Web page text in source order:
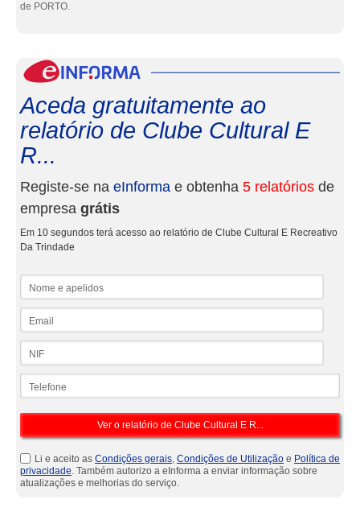
de PORTO.
Aceda gratuitamente ao
relatório de Clube Cultural E
R...
Registe-se na eInforma e obtenha 5 relatórios de
empresa grátis
Em 10 segundos terá acesso ao relatório de Clube Cultural E Recreativo
Da Trindade
Li e aceito as Condições gerais, Condições de Utilização e Política de
privacidade. Também autorizo a eInforma a enviar informação sobre
atualizações e melhorias do serviço.